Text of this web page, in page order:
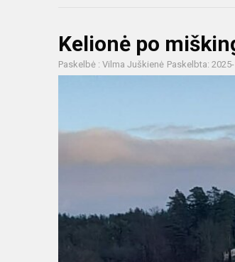
Kelionė po
Paskelbė : Vilma Juškienė Paskelbta: